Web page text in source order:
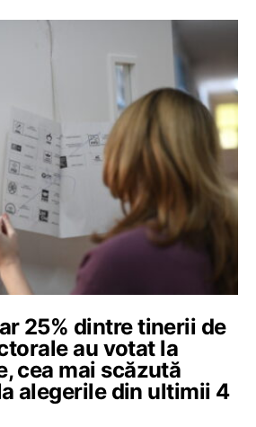
25% dintre tinerii de
au votat la
cea mai scăzută
alegerile din ultimii 4